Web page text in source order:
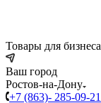
Товары для бизнеса
Ваш город
Ростов-на-Дону
+7 (863)- 285-09-21